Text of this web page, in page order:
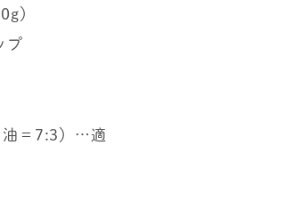
）
プ
油＝7:3）…適